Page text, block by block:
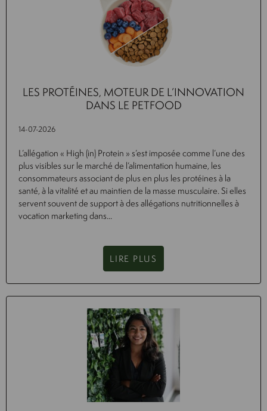
LES PROTÉINES, MOTEUR DE L’INNOVATION
DANS LE PETFOOD
14-07-2026
L’allégation « High (in) Protein » s’est imposée comme l’une des
plus visibles sur le marché de l’alimentation humaine, les
consommateurs associant de plus en plus les protéines à la
santé, à la vitalité et au maintien de la masse musculaire. Si elles
servent souvent de support à des allégations nutritionnelles à
vocation marketing dans...
LIRE PLUS